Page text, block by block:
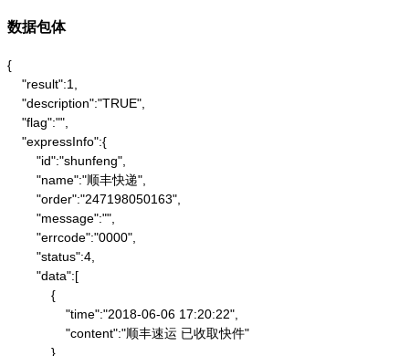
数据包体
{
    "result":1,
    "description":"TRUE",
    "flag":"",
    "expressInfo":{
        "id":"shunfeng",
        "name":"顺丰快递",
        "order":"247198050163",
        "message":"",
        "errcode":"0000",
        "status":4,
        "data":[
            {
                "time":"2018-06-06 17:20:22",
                "content":"顺丰速运 已收取快件"
            },